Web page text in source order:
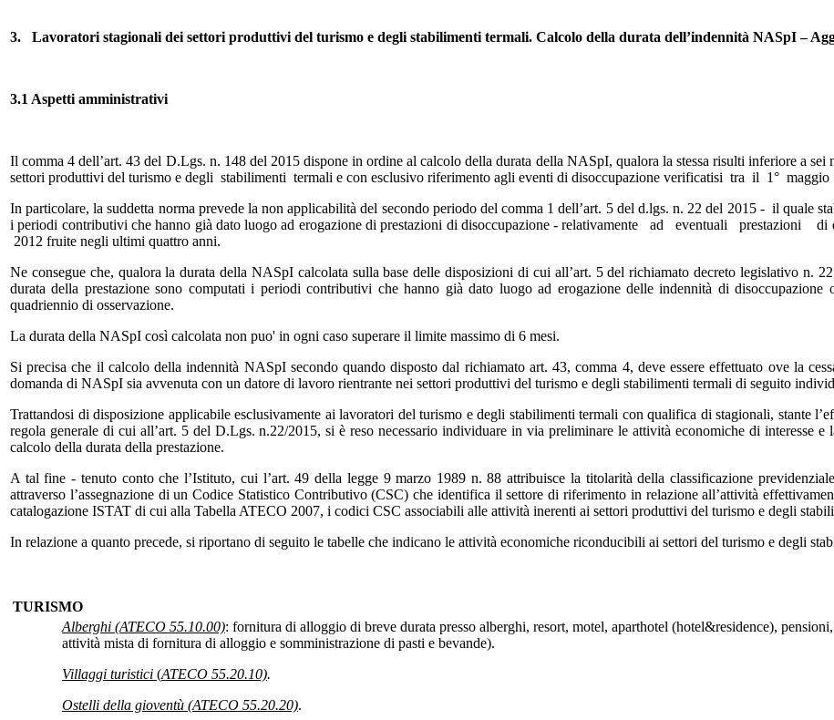
3. Lavoratori stagionali dei settori produttivi del turismo e degli stabilimenti termali. Calcolo della durata dell’indennità NASpI –
3.1 Aspetti amministrativi
Il comma 4 dell’art. 43 del D.Lgs. n. 148 del 2015 dispone in ordine al calcolo della durata della NASpI, qualora la stessa risulti inferiore a
settori produttivi del turismo e degli stabilimenti termali e con esclusivo riferimento agli eventi di disoccupazione verificatisi tra il 1°
In particolare, la suddetta norma prevede la non applicabilità del secondo periodo del comma 1 dell’art. 5 del d.lgs. n. 22 del 2015 - il quale
i periodi contributivi che hanno già dato luogo ad erogazione di prestazioni di disoccupazione - relativamente ad eventuali prestazioni
2012 fruite negli ultimi quattro anni.
Ne consegue che, qualora la durata della NASpI calcolata sulla base delle disposizioni di cui all’art. 5 del richiamato decreto legislativo n.
durata della prestazione sono computati i periodi contributivi che hanno già dato luogo ad erogazione delle indennità di
quadriennio di osservazione.
La durata della NASpI così calcolata non puo' in ogni caso superare il limite massimo di 6 mesi.
Si precisa che il calcolo della indennità NASpI secondo quando disposto dal richiamato art. 43, comma 4, deve essere effettuato ove la
domanda di NASpI sia avvenuta con un datore di lavoro rientrante nei settori produttivi del turismo e degli stabilimenti termali di seguito
Trattandosi di disposizione applicabile esclusivamente ai lavoratori del turismo e degli stabilimenti termali con qualifica di stagionali, stante
regola generale di cui all’art. 5 del D.Lgs. n.22/2015, si è reso necessario individuare in via preliminare le attività economiche di interesse
calcolo della durata della prestazione.
A tal fine - tenuto conto che l’Istituto, cui l’art. 49 della legge 9 marzo 1989 n. 88 attribuisce la titolarità della classificazione
attraverso l’assegnazione di un Codice Statistico Contributivo (CSC) che identifica il settore di riferimento in relazione all’attività
catalogazione ISTAT di cui alla Tabella ATECO 2007, i codici CSC associabili alle attività inerenti ai settori produttivi del turismo e degli
In relazione a quanto precede, si riportano di seguito le tabelle che indicano le attività economiche riconducibili ai settori del turismo e degli
TURISMO
Alberghi (ATECO 55.10.00): fornitura di alloggio di breve durata presso alberghi, resort, motel, aparthotel (hotel&residence),
attività mista di fornitura di alloggio e somministrazione di pasti e bevande).
Villaggi turistici (ATECO 55.20.10).
Ostelli della gioventù (ATECO 55.20.20).